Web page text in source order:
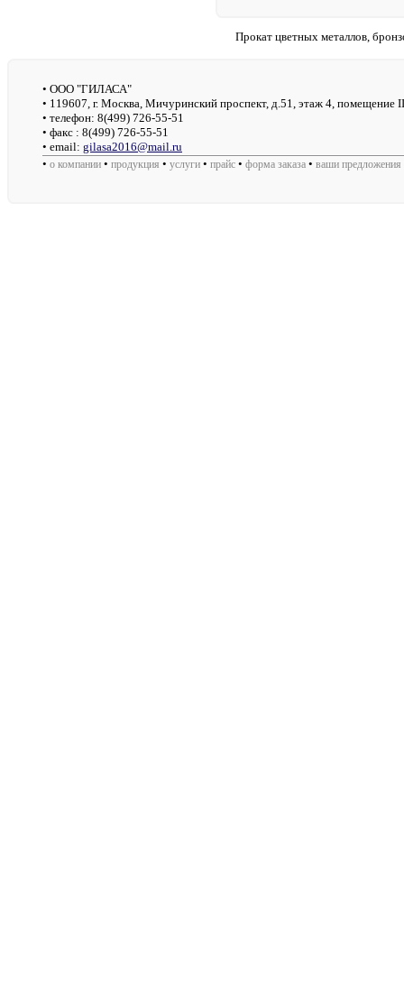
Прокат цветных металлов,
• ООО "ГИЛАСА"
• 119607, г. Москва, Мичуринский проспект, д.51, этаж 4, помещение
• телефон: 8(499) 726-55-51
• факс : 8(499) 726-55-51
• email: gilasa2016@mail.ru
• о компании • продукция • услуги • прайс • форма заказа • ваши предложения